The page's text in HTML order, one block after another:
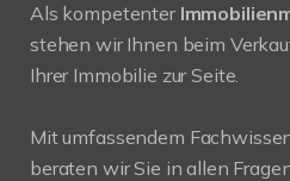
Als kompetenter
stehen wir Ihnen beim
Ihrer Immobilie zur Seite.
Mit umfassendem
beraten wir Sie in allen